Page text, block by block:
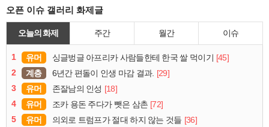
오픈 이슈 갤러리 화제글
오늘의 화제 주간 월간 이슈
1 유머 싱글벙글 아프리카 사람들한테 한국 쌀 먹이기 [45]
2
계층 6년간 편돌이 인생 마감 결과. [29]
3
유머 존잘남의 인성 [18]
4
유머 조카 용돈 주다가 뺏은 삼촌 [72]
5
유머 의외로 트럼프가 절대 하지 않는 것들 [36]